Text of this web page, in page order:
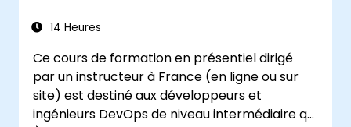
14 Heures
Ce cours de formation en présentiel dirigé
par un instructeur à France (en ligne ou sur
site) est destiné aux développeurs et
ingénieurs DevOps de niveau intermédiaire qui